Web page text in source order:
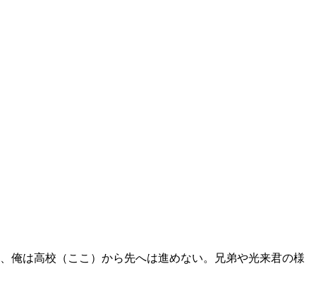
俺は高校（ここ）から先へは進めない。兄弟や光来君の様